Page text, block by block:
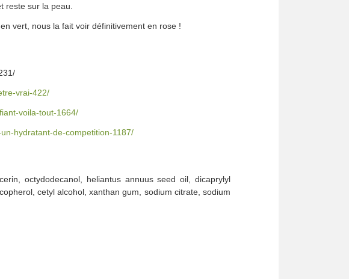
reste sur la peau.
en vert, nous la fait voir définitivement en rose !
vrai-422/
voila-tout-1664/
hydratant-de-competition-1187/
octydodecanol, heliantus annuus seed oil, dicaprylyl
cetyl alcohol, xanthan gum, sodium citrate, sodium